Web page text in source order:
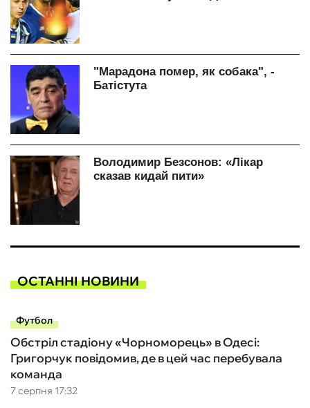
ОСТАННІ НОВИНИ
Футбол
7 серпня 17:32
Обстріл стадіону «Чорноморець» в Одесі:
Григорчук повідомив, де в цей час перебувала
команда